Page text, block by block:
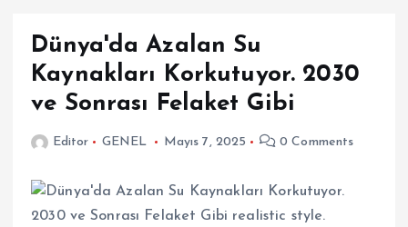
Dünya'da Azalan Su
Kaynakları Korkutuyor. 2030
ve Sonrası Felaket Gibi
Editor GENEL Mayıs 7, 2025 0 Comments